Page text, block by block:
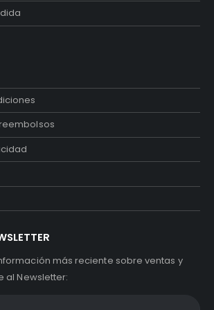
más reciente sobre ventas y
al Newsletter: